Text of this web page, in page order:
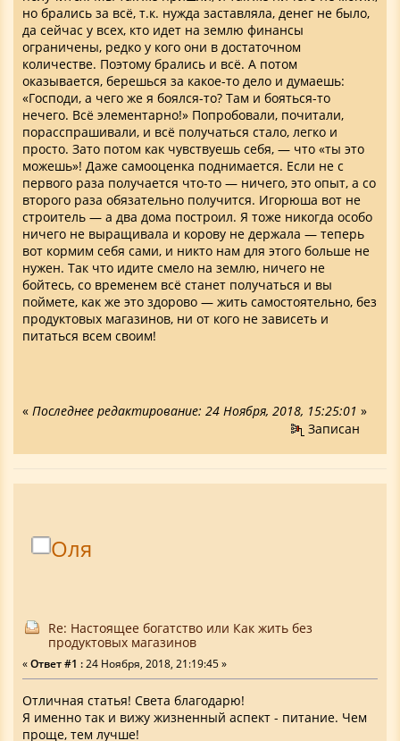
но брались за всё, т.к. нужда заставляла, денег не было,
да сейчас у всех, кто идет на землю финансы
ограничены, редко у кого они в достаточном
количестве. Поэтому брались и всё. А потом
оказывается, берешься за какое-то дело и думаешь:
«Господи, а чего же я боялся-то? Там и бояться-то
нечего. Всё элементарно!» Попробовали, почитали,
порасспрашивали, и всё получаться стало, легко и
просто. Зато потом как чувствуешь себя, — что «ты это
можешь»! Даже самооценка поднимается. Если не с
первого раза получается что-то — ничего, это опыт, а со
второго раза обязательно получится. Игорюша вот не
строитель — а два дома построил. Я тоже никогда особо
ничего не выращивала и корову не держала — теперь
вот кормим себя сами, и никто нам для этого больше не
нужен. Так что идите смело на землю, ничего не
бойтесь, со временем всё станет получаться и вы
поймете, как же это здорово — жить самостоятельно, без
продуктовых магазинов, ни от кого не зависеть и
питаться всем своим!
« Последнее редактирование: 24 Ноября, 2018, 15:25:01 »
Записан
Оля
Re: Настоящее богатство или Как жить без
продуктовых магазинов
«Ответ #1 : 24 Ноября, 2018, 21:19:45 »
Отличная статья! Света благодарю!
Я именно так и вижу жизненный аспект - питание. Чем
проще, тем лучше!